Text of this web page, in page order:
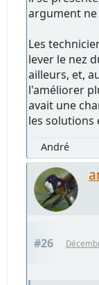
argument ne
Les
lever le nez
ailleurs, et,
l'améliorer
avait une
les solutions
André
#26